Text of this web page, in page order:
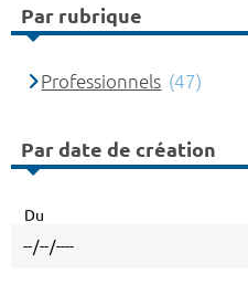
Par rubrique
Professionnels (47)
Par date de création
Du